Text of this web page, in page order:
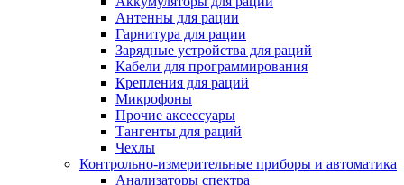
Антенны для рации
Гарнитура для рации
Зарядные устройства для раций
Кабели для программирования
Крепления для раций
Микрофоны
Прочие аксессуары
Тангенты для раций
Чехлы
Контрольно-измерительные приборы и автоматика
Анализаторы спектра